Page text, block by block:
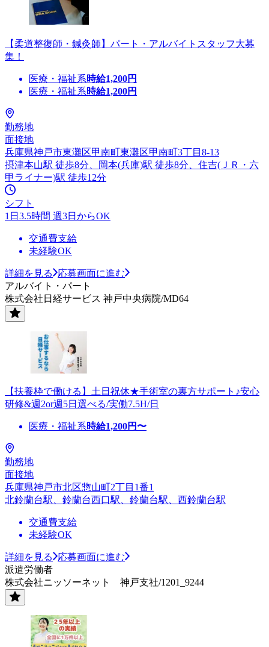
【柔道整復師・鍼灸師】パート・アルバイトスタッフ大募
集！
医療・福祉系時給1,200円
医療・福祉系時給1,200円
勤務地
面接地
兵庫県神戸市東灘区甲南町東灘区甲南町3丁目8-13
摂津本山駅 徒歩8分、岡本(兵庫)駅 徒歩8分、住吉(ＪＲ・六
甲ライナー)駅 徒歩12分
シフト
1日3.5時間 週3日からOK
交通費支給
未経験OK
詳細を見る
応募画面に進む
アルバイト・パート
株式会社日経サービス 神戸中央病院/MD64
【扶養枠で働ける】土日祝休★手術室の裏方サポート♪安心
研修&週2or週5日選べる/実働7.5H/日
医療・福祉系時給1,200円〜
勤務地
面接地
兵庫県神戸市北区惣山町2丁目1番1
北鈴蘭台駅、鈴蘭台西口駅、鈴蘭台駅、西鈴蘭台駅
交通費支給
未経験OK
詳細を見る
応募画面に進む
派遣労働者
株式会社ニッソーネット 神戸支社/1201_9244